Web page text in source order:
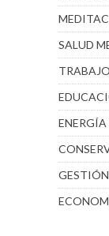
SALUD
ENERGÍA